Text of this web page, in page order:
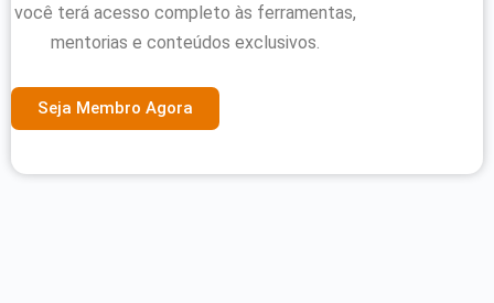
você terá acesso completo às ferramentas,
mentorias e conteúdos exclusivos.
Seja Membro Agora